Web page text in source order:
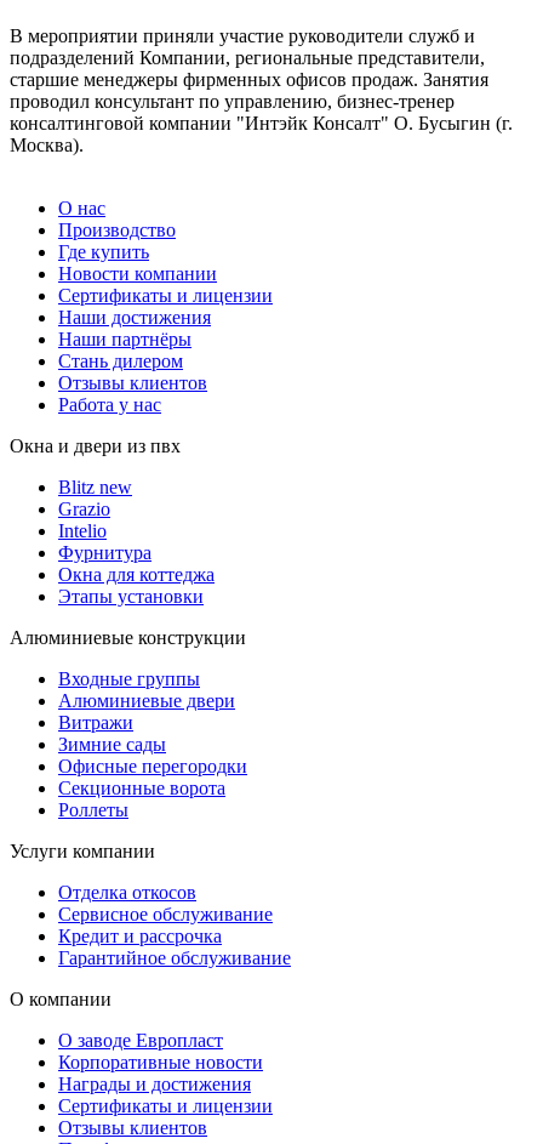
В мероприятии приняли участие руководители служб и
подразделений Компании, региональные представители,
старшие менеджеры фирменных офисов продаж. Занятия
проводил консультант по управлению, бизнес-тренер
консалтинговой компании "Интэйк Консалт" О. Бусыгин (г.
Москва).
О нас
Производство
Где купить
Новости компании
Сертификаты и лицензии
Наши достижения
Наши партнёры
Стань дилером
Отзывы клиентов
Работа у нас
Окна и двери из пвх
Blitz new
Grazio
Intelio
Фурнитура
Окна для коттеджа
Этапы установки
Алюминиевые конструкции
Входные группы
Алюминиевые двери
Витражи
Зимние сады
Офисные перегородки
Секционные ворота
Роллеты
Услуги компании
Отделка откосов
Сервисное обслуживание
Кредит и рассрочка
Гарантийное обслуживание
О компании
О заводе Европласт
Корпоративные новости
Награды и достижения
Сертификаты и лицензии
Отзывы клиентов